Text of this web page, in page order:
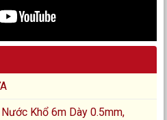
Khổ 6m Dày 0.5mm,